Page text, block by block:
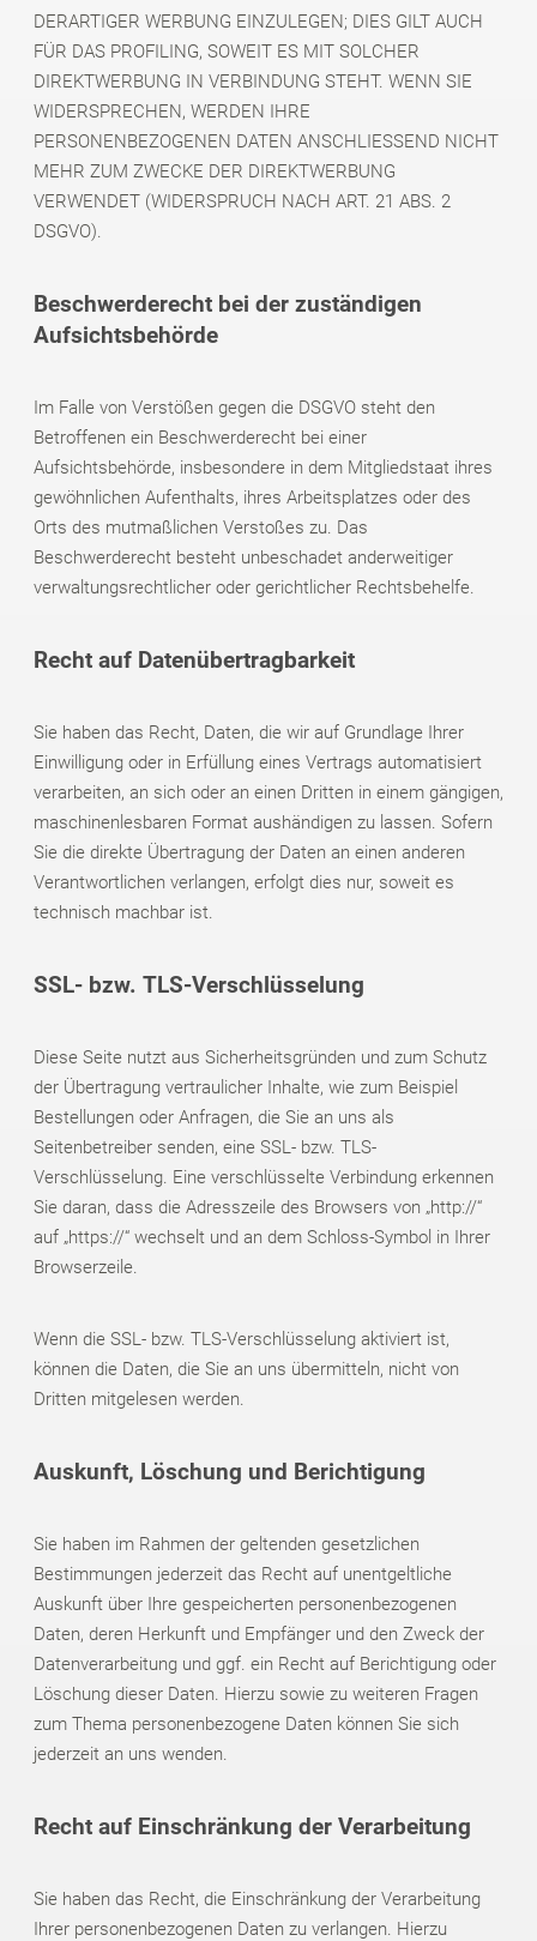
DERARTIGER WERBUNG EINZULEGEN; DIES GILT AUCH
FÜR DAS PROFILING, SOWEIT ES MIT SOLCHER
DIREKTWERBUNG IN VERBINDUNG STEHT. WENN SIE
WIDERSPRECHEN, WERDEN IHRE
PERSONENBEZOGENEN DATEN ANSCHLIESSEND NICHT
MEHR ZUM ZWECKE DER DIREKTWERBUNG
VERWENDET (WIDERSPRUCH NACH ART. 21 ABS. 2
DSGVO).
Beschwerde­recht bei der zuständigen
Aufsichts­behörde
Im Falle von Verstößen gegen die DSGVO steht den
Betroffenen ein Beschwerderecht bei einer
Aufsichtsbehörde, insbesondere in dem Mitgliedstaat ihres
gewöhnlichen Aufenthalts, ihres Arbeitsplatzes oder des
Orts des mutmaßlichen Verstoßes zu. Das
Beschwerderecht besteht unbeschadet anderweitiger
verwaltungsrechtlicher oder gerichtlicher Rechtsbehelfe.
Recht auf Daten­übertrag­barkeit
Sie haben das Recht, Daten, die wir auf Grundlage Ihrer
Einwilligung oder in Erfüllung eines Vertrags automatisiert
verarbeiten, an sich oder an einen Dritten in einem gängigen,
maschinenlesbaren Format aushändigen zu lassen. Sofern
Sie die direkte Übertragung der Daten an einen anderen
Verantwortlichen verlangen, erfolgt dies nur, soweit es
technisch machbar ist.
SSL- bzw. TLS-Verschlüsselung
Diese Seite nutzt aus Sicherheitsgründen und zum Schutz
der Übertragung vertraulicher Inhalte, wie zum Beispiel
Bestellungen oder Anfragen, die Sie an uns als
Seitenbetreiber senden, eine SSL- bzw. TLS-
Verschlüsselung. Eine verschlüsselte Verbindung erkennen
Sie daran, dass die Adresszeile des Browsers von „http://“
auf „https://“ wechselt und an dem Schloss-Symbol in Ihrer
Browserzeile.
Wenn die SSL- bzw. TLS-Verschlüsselung aktiviert ist,
können die Daten, die Sie an uns übermitteln, nicht von
Dritten mitgelesen werden.
Auskunft, Löschung und Berichtigung
Sie haben im Rahmen der geltenden gesetzlichen
Bestimmungen jederzeit das Recht auf unentgeltliche
Auskunft über Ihre gespeicherten personenbezogenen
Daten, deren Herkunft und Empfänger und den Zweck der
Datenverarbeitung und ggf. ein Recht auf Berichtigung oder
Löschung dieser Daten. Hierzu sowie zu weiteren Fragen
zum Thema personenbezogene Daten können Sie sich
jederzeit an uns wenden.
Recht auf Einschränkung der Verarbeitung
Sie haben das Recht, die Einschränkung der Verarbeitung
Ihrer personenbezogenen Daten zu verlangen. Hierzu